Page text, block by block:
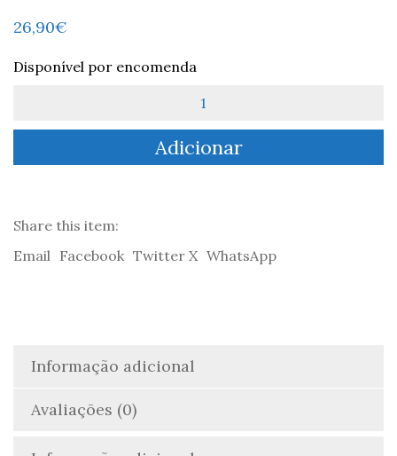
26,90€
Disponível por encomenda
Luís
Camões
Segredo
Lusíadas
Adicionar
Share this item:
Email Facebook Twitter X WhatsApp
Informação adicional
Avaliações (0)